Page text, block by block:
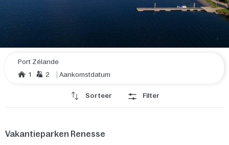
Port Zélande
1
2 Aankomstdatum
Sorteer Filter
Vakantieparken Renesse